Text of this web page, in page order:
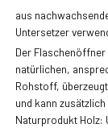
aus
Untersetzer
Der
natürlichen,
Rohstoff,
und kann
Naturprodukt Holz: